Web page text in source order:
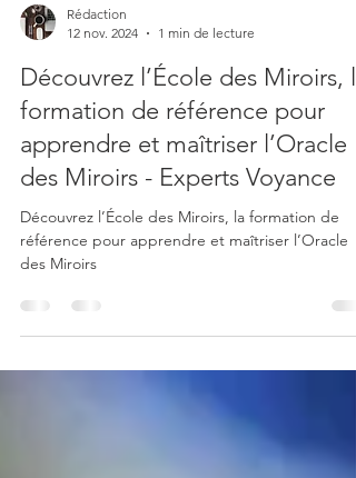
12 nov. 2024
1 min de lecture
Découvrez l’École des Miroirs, la
formation de référence pour
apprendre et maîtriser l’Oracle
des Miroirs - Experts Voyance
Découvrez l’École des Miroirs, la formation de
des Miroirs